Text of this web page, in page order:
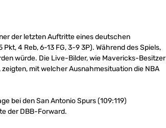
der letzten Auftritte eines deutschen
4 Reb, 6-13 FG, 3-9 3P). Während des Spiels,
würde. Die Live-Bilder, wie Mavericks-Besitzer
mit welcher Ausnahmesituation die NBA
bei den San Antonio Spurs (109:119)
der DBB-Forward.